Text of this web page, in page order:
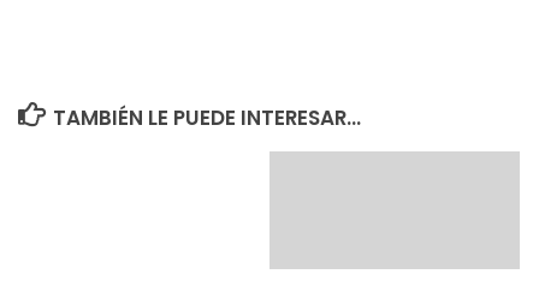
TAMBIÉN LE PUEDE INTERESAR...